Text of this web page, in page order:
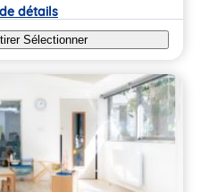
détails
Sélectionner